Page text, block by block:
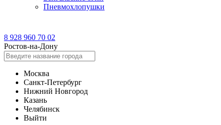
Пневмохлопушки
8 928 960 70 02
Ростов-на-Дону
Москва
Санкт-Петербург
Нижний Новгород
Казань
Челябинск
Выйти